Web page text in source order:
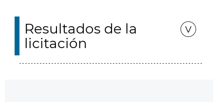
Resultados de la
licitación